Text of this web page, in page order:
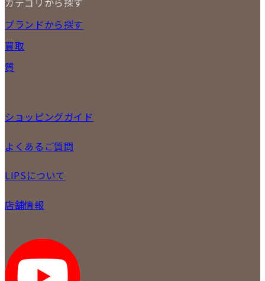
NEW ITEM
時計
小物
ブランドから探す
買取
宅配買取
委託販売
LINE査定
買取実績
質
ショッピングガイド
商品について
お支払いについて
保証について
よくあるご質問
商品について
質について
返品について
LIPSについて
各事業部の紹介
STAFFBLOG
SNS
店舗情報
LIPS 新宿店
LIPS 札幌パルコ店
LIPS 札幌白石店
LIPS 通信販売事業部